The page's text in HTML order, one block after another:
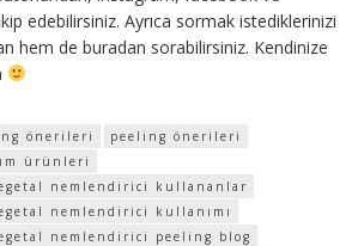
edebilirsiniz. Ayrıca sormak istediklerinizi
hem de buradan sorabilirsiniz. Kendinize
önerileri
peeling önerileri
ürünleri
nemlendirici kullananlar
nemlendirici kullanımı
nemlendirici peeling blog